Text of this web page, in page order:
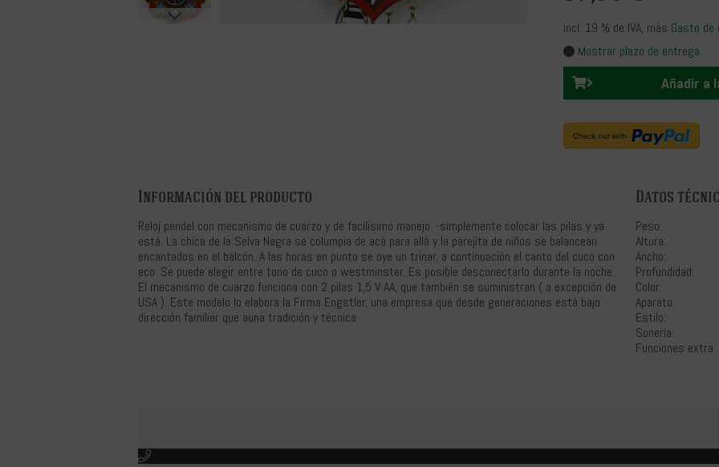
incl. 19 % de IVA, más Gasto de
Mostrar plazo de entrega
Añadir a
Información del producto
Reloj pendel con mecanismo de cuarzo y de facilisimo manejo. -simplemente colocar las pilas y ya
está. La chica de la Selva Negra se columpia de acá para allá y la parejita de niños se balancean
encantados en el balcón. A las horas en punto se oye un trinar, a continuación el canto del cuco con
eco. Se puede elegir entre tono de cuco o westminster. Es posible desconectarlo durante la noche.
El mecanismo de cuarzo funciona con 2 pilas 1,5 V AA, que también se suministran ( a excepción de
USA ). Este modelo lo elabora la Firma Engstler, una empresa que desde generaciones está bajo
dirección familiar que auna tradición y técnica
Datos
Peso:
Altura:
Ancho:
Profundidad:
Color:
Aparato:
Estilo:
Sonería:
Funciones extra: